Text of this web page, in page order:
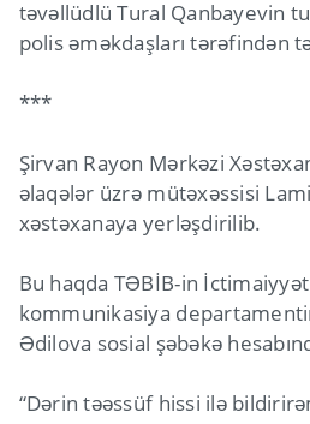
təvəllüdlü Tural Qanbayevin
polis əməkdaşları tərəfindən
***
Şirvan Rayon Mərkəzi
əlaqələr üzrə mütəxəssisi
xəstəxanaya yerləşdirilib.
Bu haqda TƏBİB-in
kommunikasiya
Ədilova sosial şəbəkə
“Dərin təəssüf hissi ilə